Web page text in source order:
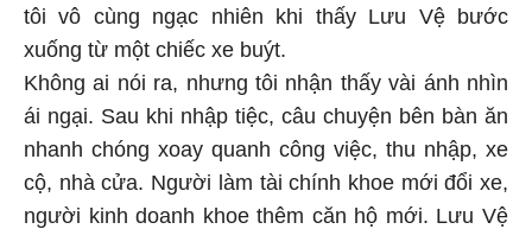
tôi vô cùng ngạc nhiên khi thấy Lưu Vệ bước
xuống từ một chiếc xe buýt.
Không ai nói ra, nhưng tôi nhận thấy vài ánh nhìn
ái ngại. Sau khi nhập tiệc, câu chuyện bên bàn ăn
nhanh chóng xoay quanh công việc, thu nhập, xe
cộ, nhà cửa. Người làm tài chính khoe mới đổi xe,
người kinh doanh khoe thêm căn hộ mới. Lưu Vệ